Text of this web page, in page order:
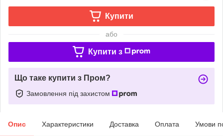
Купити
або
Купити з
Що таке купити з Пром?
Замовлення під захистом
Опис Характеристики Доставка Оплата Умови